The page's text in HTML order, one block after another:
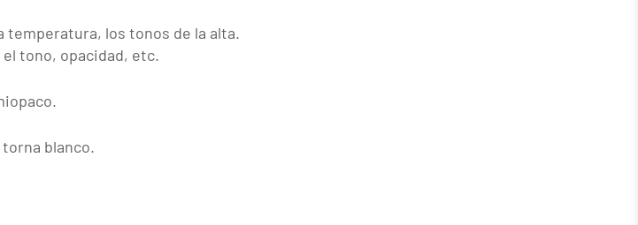
temperatura, los tonos de la alta.
el tono, opacidad, etc.
blanco.